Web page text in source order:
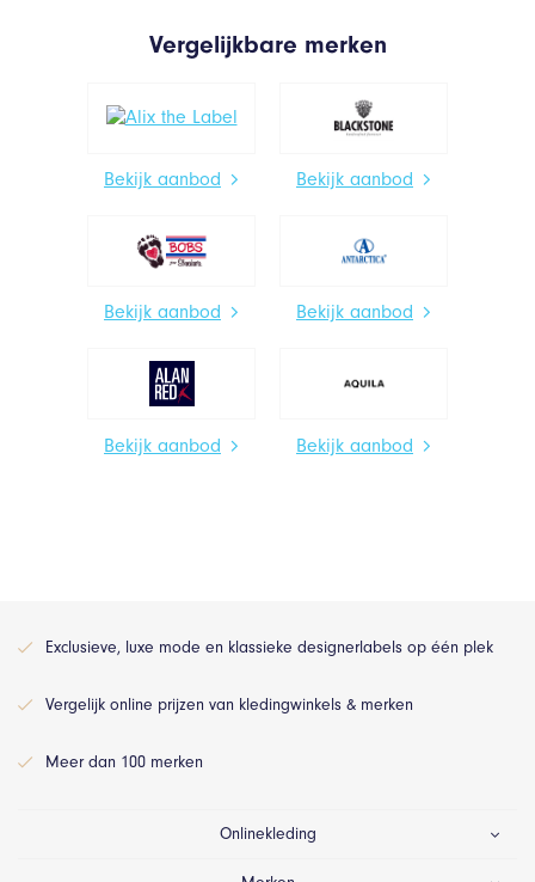
Vergelijkbare merken
Bekijk aanbod Bekijk aanbod
Bekijk aanbod Bekijk aanbod
Bekijk aanbod Bekijk aanbod
Exclusieve, luxe mode en klassieke designerlabels op één plek
Vergelijk online prijzen van kledingwinkels & merken
Meer dan 100 merken
Onlinekleding